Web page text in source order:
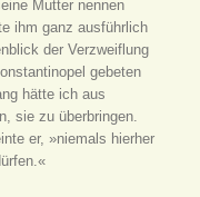
Mutter nennen
ihm ganz ausführlich
der Verzweiflung
gebeten
hätte ich aus
sie zu überbringen.
er, »niemals hierher